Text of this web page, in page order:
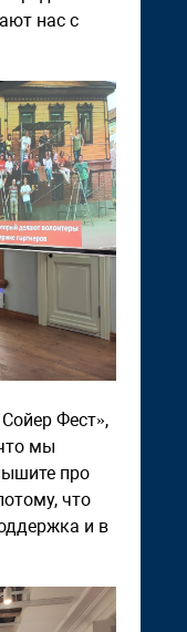
нас с
Фест»,
мы
про
что
и в